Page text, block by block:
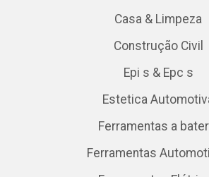
Casa & Limpeza
Construção Civil
Epi s & Epc s
Estetica
Ferramentas a
Ferramentas